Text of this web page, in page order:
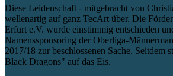
Diese Leidenschaft - mitgebracht von
wellenartig auf ganz TecArt über. Die
Erfurt e.V. wurde einstimmig entschieden
Namenssponsoring der Oberliga-
2017/18 zur beschlossenen Sache. Seitdem
Black Dragons" auf das Eis.